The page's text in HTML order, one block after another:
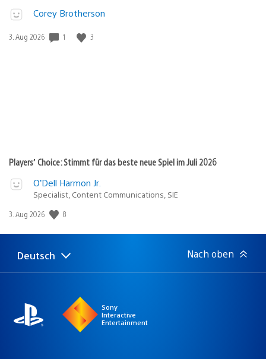
Corey Brotherson
Veröffentlichungsdatum:
3. Aug 2026 1 3
Players’ Choice: Stimmt für das beste neue Spiel im Juli 2026
O’Dell Harmon Jr.
Specialist, Content Communications, SIE
Veröffentlichungsdatum:
3. Aug 2026 8
Select
a
Aktuelle
Region:
Deutsch Nach oben
Sony
Interactive
Entertainment